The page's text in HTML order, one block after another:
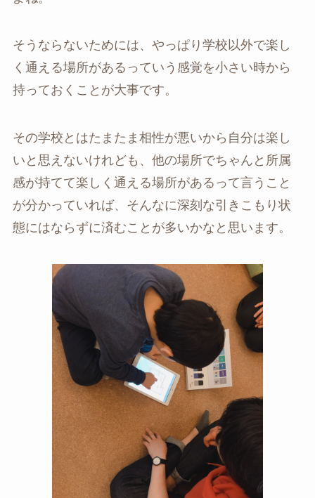
そうならないためには、やっぱり学校以外で楽し
く通える場所があるっていう感覚を小さい時から
持っておくことが大事です。
その学校とはたまたま相性が悪いから自分は楽し
いと思えないけれども、他の場所でちゃんと所属
感が持てて楽しく通える場所があるって言うこと
が分かっていれば、そんなに深刻な引きこもり状
態にはならずに済むことが多いかなと思います。